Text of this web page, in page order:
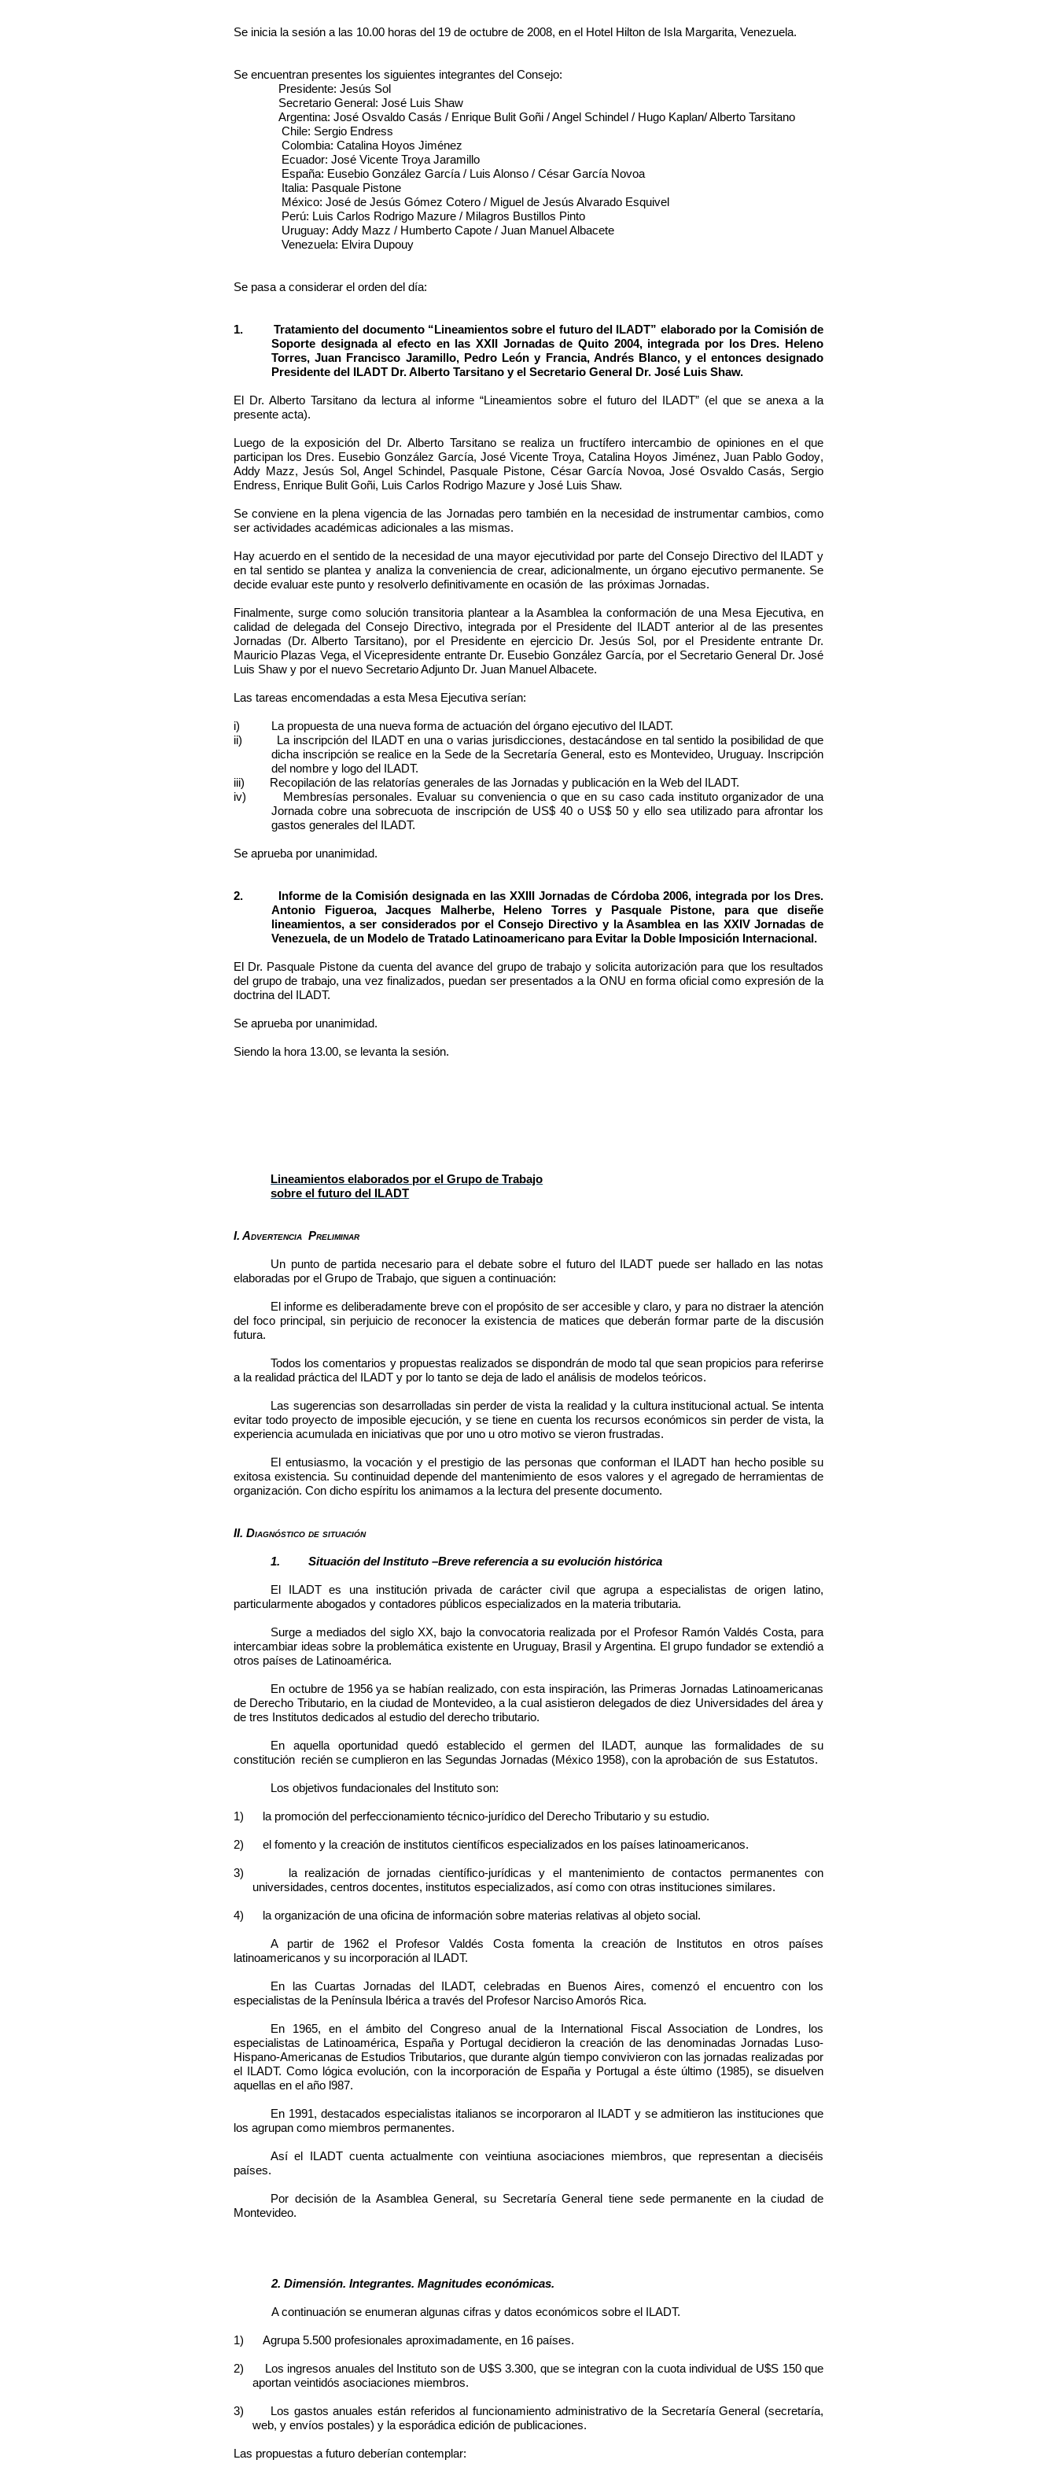
Se inicia la sesión a las 10.00 horas del 19 de octubre de 2008, en el Hotel Hilton de Isla Margarita, Venezuela.
Se encuentran presentes los siguientes integrantes del Consejo:
Presidente: Jesús Sol
Secretario General: José Luis Shaw
Argentina: José Osvaldo Casás / Enrique Bulit Goñi / Angel Schindel / Hugo Kaplan/ Alberto Tarsitano
Chile: Sergio Endress
Colombia: Catalina Hoyos Jiménez
Ecuador: José Vicente Troya Jaramillo
España: Eusebio González García / Luis Alonso / César García Novoa
Italia: Pasquale Pistone
México: José de Jesús Gómez Cotero / Miguel de Jesús Alvarado Esquivel
Perú: Luis Carlos Rodrigo Mazure / Milagros Bustillos Pinto
Uruguay: Addy Mazz / Humberto Capote / Juan Manuel Albacete
Venezuela: Elvira Dupouy
Se pasa a considerar el orden del día:
1. Tratamiento del documento “Lineamientos sobre el futuro del ILADT” elaborado por la Comisión de
Soporte designada al efecto en las XXII Jornadas de Quito 2004, integrada por los Dres. Heleno
Torres, Juan Francisco Jaramillo, Pedro León y Francia, Andrés Blanco, y el entonces designado
Presidente del ILADT Dr. Alberto Tarsitano y el Secretario General Dr. José Luis Shaw.
El Dr. Alberto Tarsitano da lectura al informe “Lineamientos sobre el futuro del ILADT” (el que se anexa a la
presente acta).
Luego de la exposición del Dr. Alberto Tarsitano se realiza un fructífero intercambio de opiniones en el que
participan los Dres. Eusebio González García, José Vicente Troya, Catalina Hoyos Jiménez, Juan Pablo Godoy,
Addy Mazz, Jesús Sol, Angel Schindel, Pasquale Pistone, César García Novoa,José Osvaldo Casás, Sergio
Endress, Enrique Bulit Goñi, Luis Carlos Rodrigo Mazure y José Luis Shaw.
Se conviene en la plena vigencia de las Jornadas pero también en la necesidad de instrumentar cambios, como
ser actividades académicas adicionales a las mismas.
Hay acuerdo en el sentido de la necesidad de una mayor ejecutividad por parte del Consejo Directivo del ILADT y
en tal sentido se plantea y analiza la conveniencia de crear, adicionalmente, un órgano ejecutivo permanente. Se
decide evaluar este punto y resolverlo definitivamente en ocasión de las próximas Jornadas.
Finalmente, surge como solución transitoria plantear a la Asamblea la conformación de una Mesa Ejecutiva, en
calidad de delegada del Consejo Directivo, integrada por el Presidente del ILADT anterior al de las presentes
Jornadas (Dr. Alberto Tarsitano), por el Presidente en ejercicio Dr. Jesús Sol, por el Presidente entrante Dr.
Mauricio Plazas Vega, el Vicepresidente entrante Dr. Eusebio González García, por el Secretario General Dr. José
Luis Shaw y por el nuevo Secretario Adjunto Dr. Juan Manuel Albacete.
Las tareas encomendadas a esta Mesa Ejecutiva serían:
i) La propuesta de una nueva forma de actuación del órgano ejecutivo del ILADT.
ii) La inscripción del ILADT en una o varias jurisdicciones, destacándose en tal sentido la posibilidad de que
dicha inscripción se realice en la Sede de la Secretaría General, esto es Montevideo, Uruguay. Inscripción
del nombre y logo del ILADT.
iii) Recopilación de las relatorías generales de las Jornadas y publicación en la Web del ILADT.
iv) Membresías personales. Evaluar su conveniencia o que en su caso cada instituto organizador de una
Jornada cobre una sobrecuota de inscripción de US$ 40 o US$ 50 y ello sea utilizado para afrontar los
gastos generales del ILADT.
Se aprueba por unanimidad.
2. Informe de la Comisión designada en las XXIII Jornadas de Córdoba 2006, integrada por los Dres.
Antonio Figueroa, Jacques Malherbe, Heleno Torres y Pasquale Pistone, para que diseñe
lineamientos, a ser considerados por el Consejo Directivo y la Asamblea en las XXIV Jornadas de
Venezuela, de un Modelo de Tratado Latinoamericano para Evitar la Doble Imposición Internacional.
El Dr. Pasquale Pistone da cuenta del avance del grupo de trabajo y solicita autorización para que los resultados
del grupo de trabajo, una vez finalizados, puedan ser presentados a la ONU en forma oficial como expresión de la
doctrina del ILADT.
Se aprueba por unanimidad.
Siendo la hora 13.00, se levanta la sesión.
Lineamientos elaborados por el Grupo de Trabajo
sobre el futuro del ILADT
I. Advertencia Preliminar
Un punto de partida necesario para el debate sobre el futuro del ILADT puede ser hallado en las notas
elaboradas por el Grupo de Trabajo, que siguen a continuación:
El informe es deliberadamente breve con el propósito de ser accesible y claro, y para no distraer la atención
del foco principal, sin perjuicio de reconocer la existencia de matices que deberán formar parte de la discusión
futura.
Todos los comentarios y propuestas realizados se dispondrán de modo tal que sean propicios para referirse
a la realidad práctica del ILADT y por lo tanto se deja de lado el análisis de modelos teóricos.
Las sugerencias son desarrolladas sin perder de vista la realidad y la cultura institucional actual. Se intenta
evitar todo proyecto de imposible ejecución, y se tiene en cuenta los recursos económicos sin perder de vista, la
experiencia acumulada en iniciativas que por uno u otro motivo se vieron frustradas.
El entusiasmo, la vocación y el prestigio de las personas que conforman el ILADT han hecho posible su
exitosa existencia. Su continuidad depende del mantenimiento de esos valores y el agregado de herramientas de
organización. Con dicho espíritu los animamos a la lectura del presente documento.
II. Diagnóstico de situación
1. Situación del Instituto –Breve referencia a su evolución histórica
El ILADT es una institución privada de carácter civil que agrupa a especialistas de origen latino,
particularmente abogados y contadores públicos especializados en la materia tributaria.
Surge a mediados del siglo XX, bajo la convocatoria realizada por el Profesor Ramón Valdés Costa, para
intercambiar ideas sobre la problemática existente en Uruguay, Brasil y Argentina. El grupo fundador se extendió a
otros países de Latinoamérica.
En octubre de 1956 ya se habían realizado, con esta inspiración, las Primeras Jornadas Latinoamericanas
de Derecho Tributario, en la ciudad de Montevideo, a la cual asistieron delegados de diez Universidades del área y
de tres Institutos dedicados al estudio del derecho tributario.
En aquella oportunidad quedó establecido el germen del ILADT, aunque las formalidades de su
constitución recién se cumplieron en las Segundas Jornadas (México 1958), con la aprobación de sus Estatutos.
Los objetivos fundacionales del Instituto son:
1) la promoción del perfeccionamiento técnico-jurídico del Derecho Tributario y su estudio.
2) el fomento y la creación de institutos científicos especializados en los países latinoamericanos.
3) la realización de jornadas científico-jurídicas y el mantenimiento de contactos permanentes con
universidades, centros docentes, institutos especializados, así como con otras instituciones similares.
4) la organización de una oficina de información sobre materias relativas al objeto social.
A partir de 1962 el Profesor Valdés Costa fomenta la creación de Institutos en otros países
latinoamericanos y su incorporación al ILADT.
En las Cuartas Jornadas del ILADT, celebradas en Buenos Aires, comenzó el encuentro con los
especialistas de la Península Ibérica a través del Profesor Narciso Amorós Rica.
En 1965, en el ámbito del Congreso anual de la International Fiscal Association de Londres, los
especialistas de Latinoamérica, España y Portugal decidieron la creación de las denominadas Jornadas Luso-
Hispano-Americanas de Estudios Tributarios, que durante algún tiempo convivieron con las jornadas realizadas por
el ILADT. Como lógica evolución, con la incorporación de España y Portugal a éste último (1985), se disuelven
aquellas en el año l987.
En 1991, destacados especialistas italianos se incorporaron al ILADT y se admitieron las instituciones que
los agrupan como miembros permanentes.
Así el ILADT cuenta actualmente con veintiuna asociaciones miembros, que representan a dieciséis
países.
Por decisión de la Asamblea General, su Secretaría General tiene sede permanente en la ciudad de
Montevideo.
2. Dimensión. Integrantes. Magnitudes económicas.
A continuación se enumeran algunas cifras y datos económicos sobre el ILADT.
1) Agrupa 5.500 profesionales aproximadamente, en 16 países.
2) Los ingresos anuales del Instituto son de U$S 3.300, que se integran con la cuota individual de U$S 150 que
aportan veintidós asociaciones miembros.
3) Los gastos anuales están referidos al funcionamiento administrativo de la Secretaría General (secretaría,
web, y envíos postales) y la esporádica edición de publicaciones.
Las propuestas a futuro deberían contemplar: